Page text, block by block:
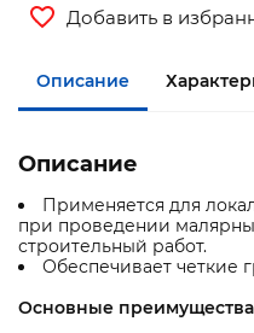
Добавить в
Описание
Описание
Применяется для
при проведении
строительный работ.
Обеспечивает четкие
Основные преимущества